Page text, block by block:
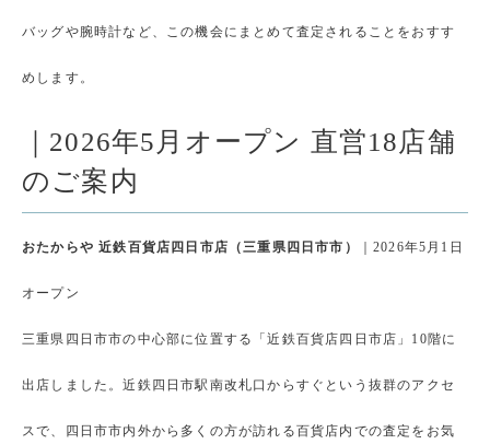
バッグや腕時計など、この機会にまとめて査定されることをおすす
めします。
｜2026年5月オープン 直営18店舗
のご案内
おたからや 近鉄百貨店四日市店（三重県四日市市） ｜2026年5月1日
オープン
三重県四日市市の中心部に位置する「近鉄百貨店四日市店」10階に
出店しました。近鉄四日市駅南改札口からすぐという抜群のアクセ
スで、四日市市内外から多くの方が訪れる百貨店内での査定をお気